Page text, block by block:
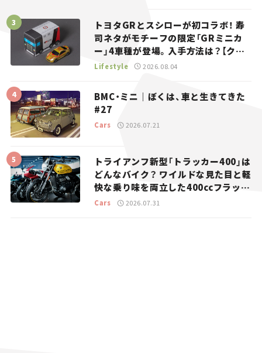
トヨタGRとスシローが初コラボ！ 寿
司ネタがモチーフの限定「GRミニカ
ー」4車種が登場。入手方法は？【クル
マとホビー】
Lifestyle 2026.08.04
BMC・ミニ｜ぼくは、車と生きてきた
#27
Cars 2026.07.21
トライアンフ新型「トラッカー400」は
どんなバイク？ ワイルドな見た目と軽
快な乗り味を両立した400ccフラット
トラッカー【試乗レビュー】
Cars 2026.07.31